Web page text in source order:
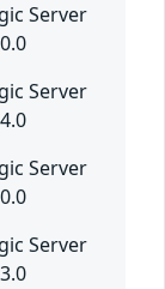
Server
Server
Server
Server